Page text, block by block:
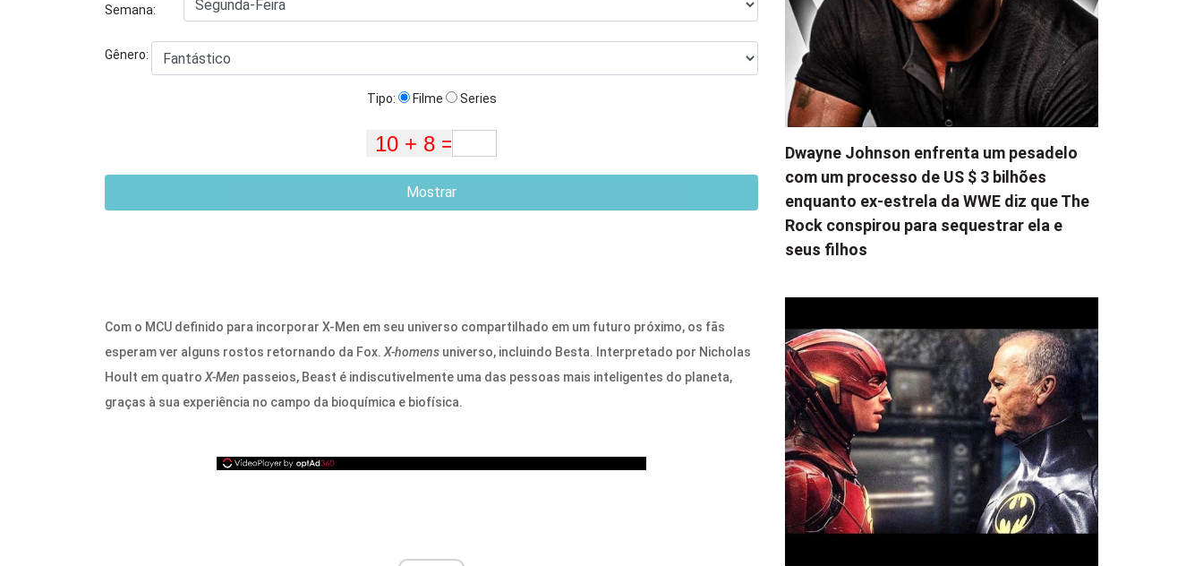
Semana:
Gênero:
Tipo: Filme Series
Mostrar
Com o MCU definido para incorporar X-Men em seu universo compartilhado em um futuro próximo, os fãs
esperam ver alguns rostos retornando da Fox. X-homens universo, incluindo Besta. Interpretado por Nicholas
Hoult em quatro X-Men passeios, Beast é indiscutivelmente uma das pessoas mais inteligentes do planeta,
graças à sua experiência no campo da bioquímica e biofísica.
Dwayne Johnson enfrenta um pesadelo
com um processo de US $ 3 bilhões
enquanto ex-estrela da WWE diz que The
Rock conspirou para sequestrar ela e
seus filhos